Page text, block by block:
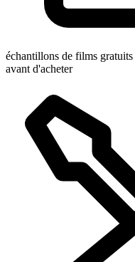
échantillons de films gratuits
avant d'acheter